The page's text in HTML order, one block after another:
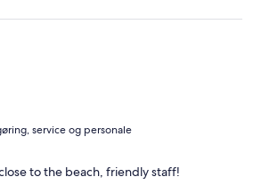
service og personale
to the beach, friendly staff!